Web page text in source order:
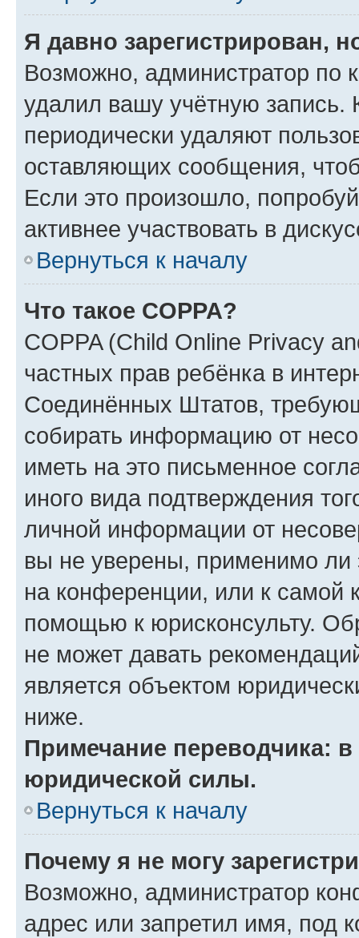
Я давно зарегистрирован,
Возможно, администратор по
удалил вашу учётную запись.
периодически удаляют
оставляющих сообщения,
Если это произошло,
активнее участвовать в
Вернуться к началу
Что такое COPPA?
COPPA (Child Online Privacy
частных прав ребёнка в
Соединённых Штатов,
собирать информацию от
иметь на это письменное
иного вида подтверждения
личной информации от
вы не уверены, применимо ли
на конференции, или к самой
помощью к юрисконсульту.
не может давать
является объектом
ниже.
Примечание переводчика:
юридической силы.
Вернуться к началу
Почему я не могу
Возможно, администратор
адрес или запретил имя, под